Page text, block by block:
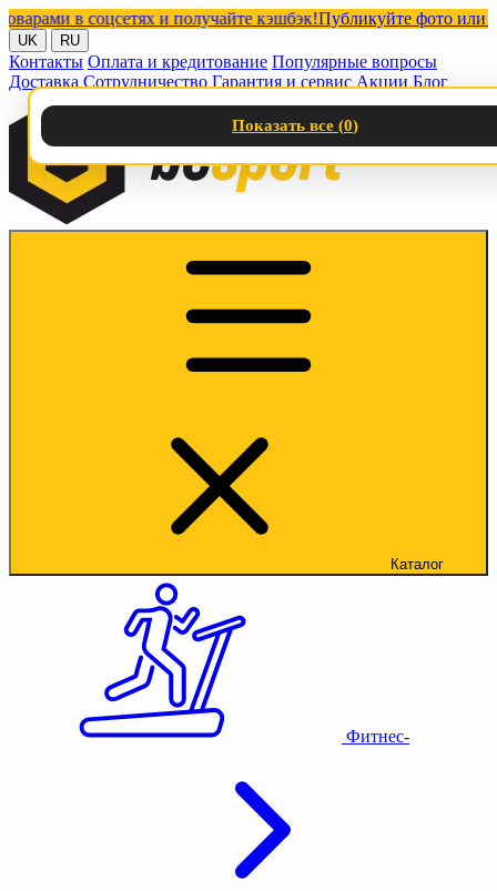
в соцсетях и получайте кэшбэк!Публикуйте фото или
UK RU
Контакты Оплата и кредитование Популярные вопросы
Доставка Сотрудничество Гарантия и сервис Акции Блог
Каталог
Фитнес-
Показать все (0)